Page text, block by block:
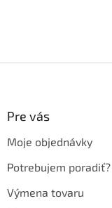
Pre vás
Moje objednávky
Potrebujem poradiť?
Výmena tovaru